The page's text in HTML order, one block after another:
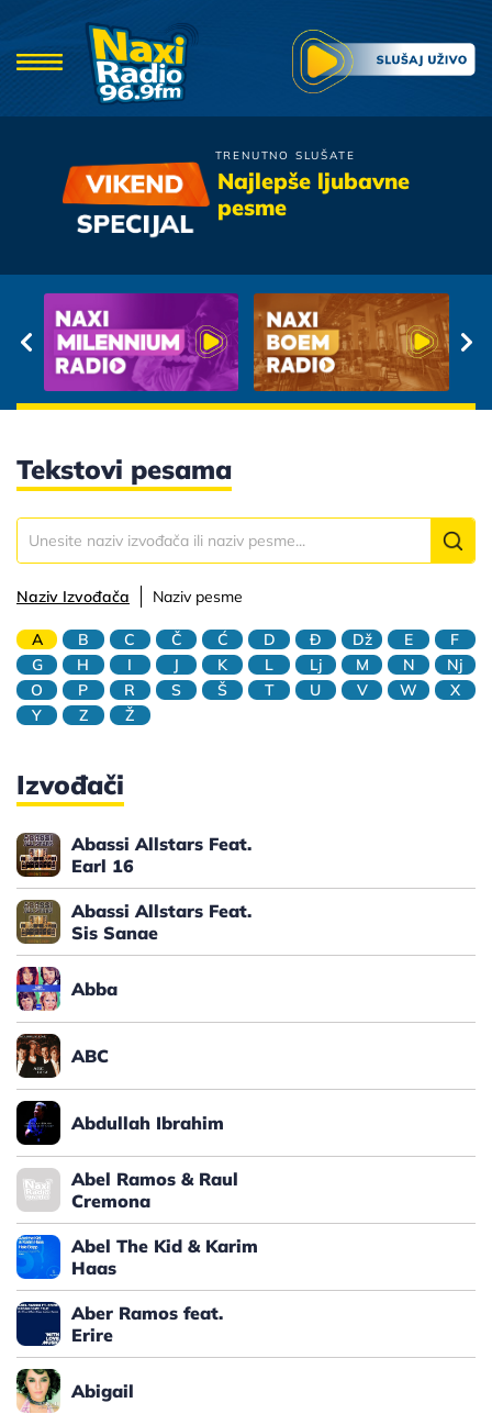
TRENUTNO SLUŠATE
Najlepše ljubavne
pesme
Hari Mata Hari
Kad Dodje Oktobar
Tekstovi pesama
Naziv Izvođača Naziv pesme
A B C Č Ć D Đ Dž E
F
G
H I J K L Lj M N
Nj
O
P R S Š T U V W
X
Y
Z Ž
Izvođači
Abassi Allstars Feat.
Earl 16
Abassi Allstars Feat.
Sis Sanae
Abba
ABC
Abdullah Ibrahim
Abel Ramos & Raul
Cremona
Abel The Kid & Karim
Haas
Aber Ramos feat.
Erire
Abigail